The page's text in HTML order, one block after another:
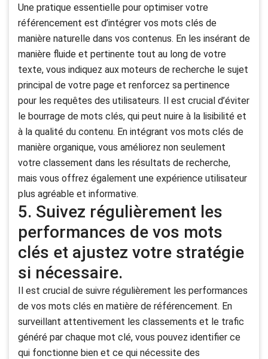
Une pratique essentielle pour optimiser votre
référencement est d’intégrer vos mots clés de
manière naturelle dans vos contenus. En les insérant de
manière fluide et pertinente tout au long de votre
texte, vous indiquez aux moteurs de recherche le sujet
principal de votre page et renforcez sa pertinence
pour les requêtes des utilisateurs. Il est crucial d’éviter
le bourrage de mots clés, qui peut nuire à la lisibilité et
à la qualité du contenu. En intégrant vos mots clés de
manière organique, vous améliorez non seulement
votre classement dans les résultats de recherche,
mais vous offrez également une expérience utilisateur
plus agréable et informative.
5. Suivez régulièrement les
performances de vos mots
clés et ajustez votre stratégie
si nécessaire.
Il est crucial de suivre régulièrement les performances
de vos mots clés en matière de référencement. En
surveillant attentivement les classements et le trafic
généré par chaque mot clé, vous pouvez identifier ce
qui fonctionne bien et ce qui nécessite des